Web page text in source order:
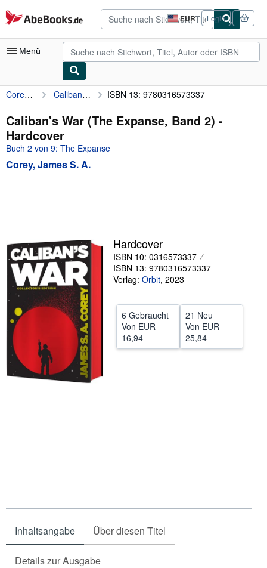
Zum Hauptinhalt
AbeBooks.de EUR
Seite
der
Einkaufseinstellungen.
Login
Menü
Nutzerkonto
Meine Bestellungen
Detailsuche
Sammlungen
Verkäufer werden
Hilfe
SCHLIESSEN
Corey, James S. A. Caliban's War (The Expanse, Band 2) ISBN 13: 9780316573337
Caliban's War (The Expanse, Band 2) -
Hardcover
Buch 2 von 9: The Expanse
Corey, James S. A.
Hardcover
ISBN 10: 0316573337
ISBN 13: 9780316573337
Verlag: Orbit, 2023
6 Gebraucht
Von EUR
16,94
21 Neu
Von EUR
25,84
Inhaltsangabe Über diesen Titel
Details zur Ausgabe